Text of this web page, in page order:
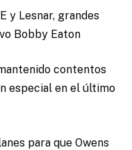
y Lesnar, grandes
Bobby Eaton
contentos
especial en el último
para que Owens